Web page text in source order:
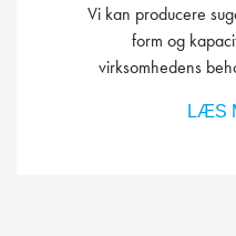
Vi kan producere
form og
virksomhedens
LÆS